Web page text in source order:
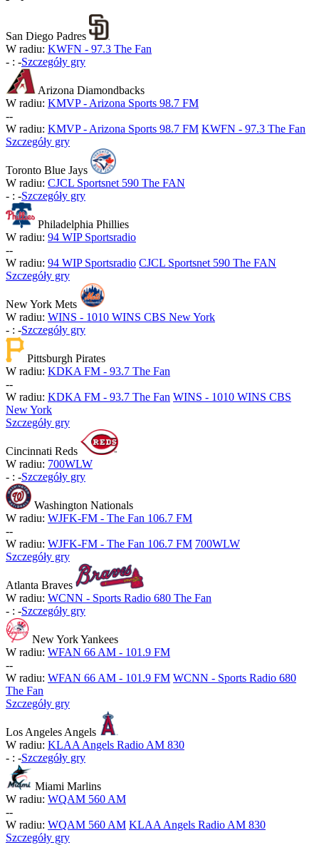
San Diego Padres
W radiu: KWFN - 97.3 The Fan
- : -Szczegóły gry
Arizona Diamondbacks
W radiu: KMVP - Arizona Sports 98.7 FM
--
W radiu: KMVP - Arizona Sports 98.7 FM KWFN - 97.3 The Fan
Szczegóły gry
Toronto Blue Jays
W radiu: CJCL Sportsnet 590 The FAN
- : -Szczegóły gry
Philadelphia Phillies
W radiu: 94 WIP Sportsradio
--
W radiu: 94 WIP Sportsradio CJCL Sportsnet 590 The FAN
Szczegóły gry
New York Mets
W radiu: WINS - 1010 WINS CBS New York
- : -Szczegóły gry
Pittsburgh Pirates
W radiu: KDKA FM - 93.7 The Fan
--
W radiu: KDKA FM - 93.7 The Fan WINS - 1010 WINS CBS
New York
Szczegóły gry
Cincinnati Reds
W radiu: 700WLW
- : -Szczegóły gry
Washington Nationals
W radiu: WJFK-FM - The Fan 106.7 FM
--
W radiu: WJFK-FM - The Fan 106.7 FM 700WLW
Szczegóły gry
Atlanta Braves
W radiu: WCNN - Sports Radio 680 The Fan
- : -Szczegóły gry
New York Yankees
W radiu: WFAN 66 AM - 101.9 FM
--
W radiu: WFAN 66 AM - 101.9 FM WCNN - Sports Radio 680
The Fan
Szczegóły gry
Los Angeles Angels
W radiu: KLAA Angels Radio AM 830
- : -Szczegóły gry
Miami Marlins
W radiu: WQAM 560 AM
--
W radiu: WQAM 560 AM KLAA Angels Radio AM 830
Szczegóły gry